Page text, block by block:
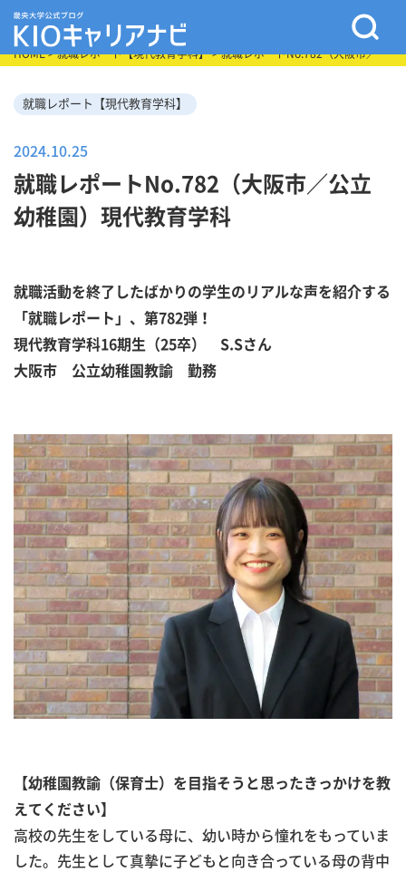
HOME>就職レポート【現代教育学科】> 就職レポートNo.782（大阪市／公
立幼稚園）現代教育学科
就職レポート【現代教育学科】
2024.10.25
就職レポートNo.782（大阪市／公立
幼稚園）現代教育学科
就職活動を終了したばかりの学生のリアルな声を紹介する
「就職レポート」、第782弾！
現代教育学科16期生（25卒） S.Sさん
大阪市 公立幼稚園教諭 勤務
【幼稚園教諭（保育士）を目指そうと思ったきっかけを教
えてください】
高校の先生をしている母に、幼い時から憧れをもっていま
した。先生として真摯に子どもと向き合っている母の背中